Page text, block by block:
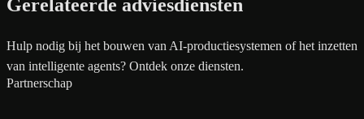
Gerelateerde adviesdiensten
Hulp nodig bij het bouwen van AI-productiesystemen of het inzetten
van intelligente agents? Ontdek onze diensten.
Partnerschap